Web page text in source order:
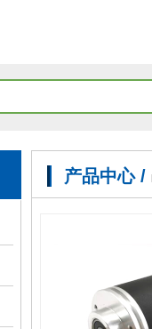
产品中心 /